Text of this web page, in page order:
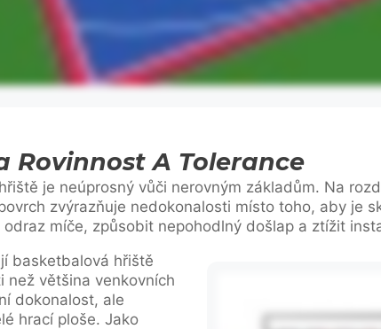
Rovinnost A Tolerance
je neúprosný vůči nerovným základům. Na
zvýrazňuje nedokonalosti místo toho, aby je
míče, způsobit nepohodlný došlap a ztížit
basketbalová hřiště
než většina venkovních
dokonalost, ale
hrací ploše. Jako